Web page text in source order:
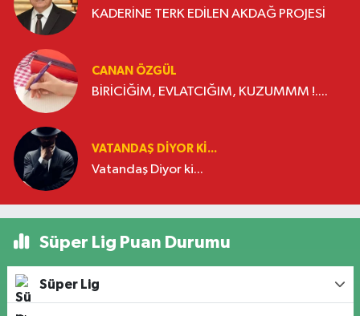
KADERİNE TERK EDİLEN AKDAĞ PROJESİ
CANAN ÖZGÜL
BİRİCİĞİM, EVLATCIĞIM, KUZUMMM !....
VATANDAŞ DIYOR KI...
Vatandaş Diyor ki...
Süper Lig Puan Durumu
Süper Lig